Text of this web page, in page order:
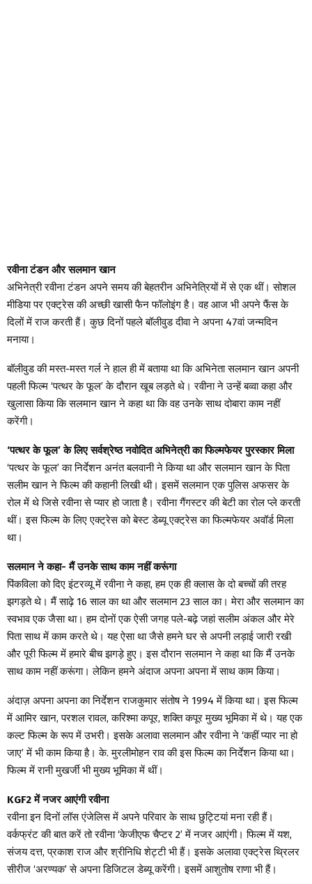
रवीना टंडन और सलमान खान
अभिनेत्री रवीना टंडन अपने समय की बेहतरीन अभिनेत्रियों में से एक थीं। सोशल
मीडिया पर एक्ट्रेस की अच्छी खासी फैन फॉलोइंग है। वह आज भी अपने फैंस के
दिलों में राज करती हैं। कुछ दिनों पहले बॉलीवुड दीवा ने अपना 47वां जन्मदिन
मनाया।
बॉलीवुड की मस्त-मस्त गर्ल ने हाल ही में बताया था कि अभिनेता सलमान खान अपनी
पहली फिल्म ‘पत्थर के फूल’ के दौरान खूब लड़ते थे। रवीना ने उन्हें बव्वा कहा और
खुलासा किया कि सलमान खान ने कहा था कि वह उनके साथ दोबारा काम नहीं
करेंगी।
‘पत्थर के फूल’ के लिए सर्वश्रेष्ठ नवोदित अभिनेत्री का फिल्मफेयर पुरस्कार मिला
‘पत्थर के फूल’ का निर्देशन अनंत बलवानी ने किया था और सलमान खान के पिता
सलीम खान ने फिल्म की कहानी लिखी थी। इसमें सलमान एक पुलिस अफसर के
रोल में थे जिसे रवीना से प्यार हो जाता है। रवीना गैंगस्टर की बेटी का रोल प्ले करती
थीं। इस फिल्म के लिए एक्ट्रेस को बेस्ट डेब्यू एक्ट्रेस का फिल्मफेयर अवॉर्ड मिला
था।
सलमान ने कहा- मैं उनके साथ काम नहीं करूंगा
पिंकविला को दिए इंटरव्यू में रवीना ने कहा, हम एक ही क्लास के दो बच्चों की तरह
झगड़ते थे। मैं साढ़े 16 साल का था और सलमान 23 साल का। मेरा और सलमान का
स्वभाव एक जैसा था। हम दोनों एक ऐसी जगह पले-बढ़े जहां सलीम अंकल और मेरे
पिता साथ में काम करते थे। यह ऐसा था जैसे हमने घर से अपनी लड़ाई जारी रखी
और पूरी फिल्म में हमारे बीच झगड़े हुए। इस दौरान सलमान ने कहा था कि मैं उनके
साथ काम नहीं करूंगा। लेकिन हमने अंदाज अपना अपना में साथ काम किया।
अंदाज़ अपना अपना का निर्देशन राजकुमार संतोष ने 1994 में किया था। इस फिल्म
में आमिर खान, परशल रावल, करिश्मा कपूर, शक्ति कपूर मुख्य भूमिका में थे। यह एक
कल्ट फिल्म के रूप में उभरी। इसके अलावा सलमान और रवीना ने ‘कहीं प्यार ना हो
जाए’ में भी काम किया है। के. मुरलीमोहन राव की इस फिल्म का निर्देशन किया था।
फिल्म में रानी मुखर्जी भी मुख्य भूमिका में थीं।
KGF2 में नजर आएंगी रवीना
रवीना इन दिनों लॉस एंजेलिस में अपने परिवार के साथ छुट्टियां मना रही हैं।
वर्कफ्रंट की बात करें तो रवीना ‘केजीएफ चैप्टर 2’ में नजर आएंगी। फिल्म में यश,
संजय दत्त, प्रकाश राज और श्रीनिधि शेट्टी भी हैं। इसके अलावा एक्ट्रेस थ्रिलर
सीरीज ‘अरण्यक’ से अपना डिजिटल डेब्यू करेंगी। इसमें आशुतोष राणा भी हैं।